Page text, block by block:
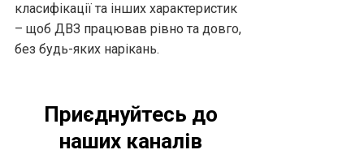
класифікації та інших характеристик
– щоб ДВЗ працював рівно та довго,
без будь-яких нарікань.
Приєднуйтесь до
наших каналів